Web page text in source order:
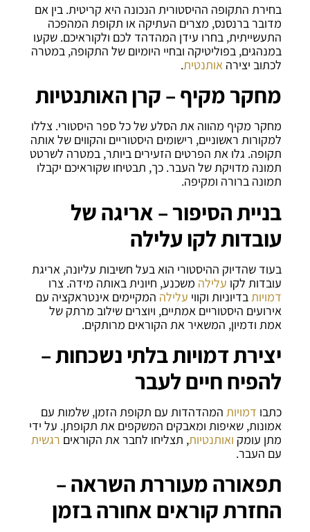
בחירת התקופה ההיסטורית הנכונה היא קריטית. בין אם
מדובר ברנסנס, מצרים העתיקה או תקופת המהפכה
התעשייתית, בחרו עידן המהדהד לכם ולקוראיכם. שקעו
במנהגים, בפוליטיקה ובחיי היומיום של התקופה, במטרה
לכתוב יצירהאותנטית.
מחקר מקיף – קרן האותנטיות
מחקר מקיף מהווה את הסלע של כל ספר היסטורי. צללו
למקורות ראשוניים, רישומים היסטוריים והקווים של אותה
תקופה. גלו את הפרטים הזעירים ביותר, במטרה לשרטט
תמונה מדויקת של העבר. כך, תבטיחו שקוראיכם יקבלו
תמונה ברורה ומקיפה.
בניית הסיפור –אריגה של
עובדות לקו עלילה
בעוד שהדיוק ההיסטורי הוא בעל חשיבות עליונה, אריגת
עובדות לקו עלילה משכנע, חיונית באותה מידה. צרו
דמויותבדיוניות וקווי עלילה המקיימים אינטראקציה עם
אירועים היסטוריים אמתיים, ויוצרים שילוב מרתק של
אמת ודמיון, המשאיר את הקוראים מרותקים.
יצירת דמויות בלתי נשכחות –
להפיח חיים לעבר
כתבו דמויות המהדהדות עם תקופת הזמן, שלמות עם
אמונות, שאיפות ומאבקים המשקפים את תקופתן. על ידי
מתן עומק ואותנטיות, תצליחו לחבר את הקוראים רגשית
עם העבר.
תפאורה מעוררת השראה –
החזרת קוראים אחורה בזמן